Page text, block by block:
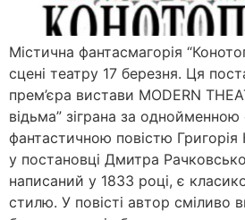
Містична фантасмагорія
сцені театру 17 березня. Ця
прем’єра вистави MODERN
відьма” зіграна за
фантастичною повістю Григорія
у постановці Дмитра
написаний у 1833 році, є
стилю. У повісті автор сміливо